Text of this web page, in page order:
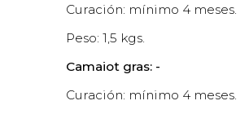
Curación: mínimo 4 meses.
Peso: 1,5 kgs.
Camaiot gras: -
Curación: mínimo 4 meses.